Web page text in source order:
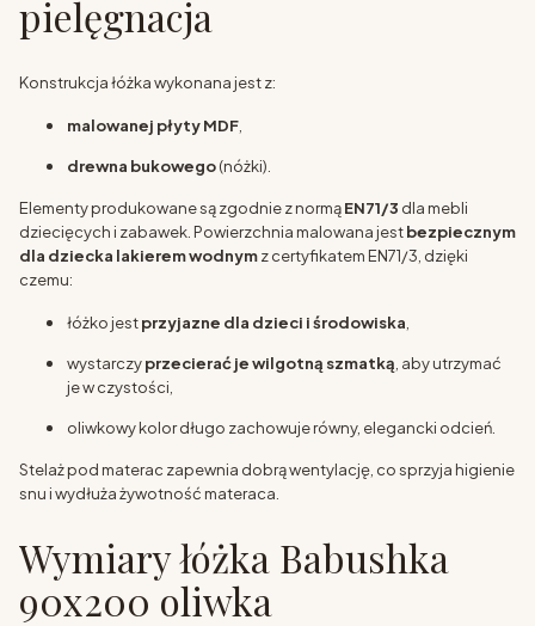
pielęgnacja
Konstrukcja łóżka wykonana jest z:
malowanej płyty MDF
drewna bukowego(nóżki).
Elementy produkowane są zgodnie z normąEN71/3 dla mebli
dziecięcych i zabawek. Powierzchnia malowana jestbezpiecznym
dla dziecka lakierem wodnymz certyfikatem EN71/3, dzięki
czemu:
łóżko jestprzyjazne dla dzieci i środowiska
wystarczyprzecierać je wilgotną szmatką , aby utrzymać
je w czystości,
oliwkowy kolor długo zachowuje równy, elegancki odcień.
Stelaż pod materac zapewnia dobrą wentylację, co sprzyja higienie
snu i wydłuża żywotność materaca.
Wymiary łóżka Babushka
90x200 oliwka